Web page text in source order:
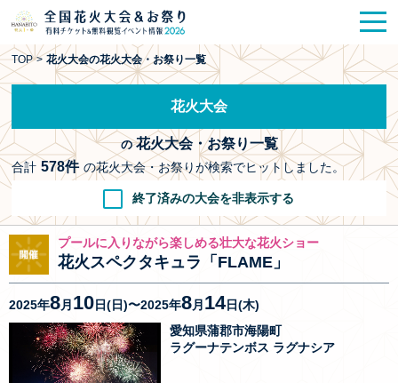
花火大会
HANABITO の道
販売一覧
ポスター一覧
今週末開催 花火・祭一覧
TOP
TOP > 花火大会の花火大会・お祭り一覧
花火大会
の花火大会・お祭り一覧
合計 578件 の花火大会・お祭りが検索でヒットしました。
終了済みの大会を非表示する
プールに入りながら楽しめる壮大な花火ショー
花火スペクタキュラ「FLAME」
2025年8月 10日(日)〜2025年8月 14日(木)
愛知県蒲郡市海陽町
ラグーナテンボス ラグナシア